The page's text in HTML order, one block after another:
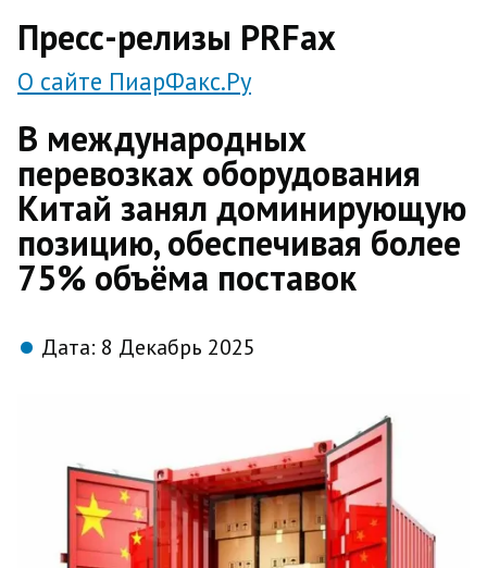
Пресс-релизы PRFax
О сайте ПиарФакс.Ру
В международных
перевозках оборудования
Китай занял доминирующую
позицию, обеспечивая более
75% объёма поставок
Дата: 8 Декабрь 2025